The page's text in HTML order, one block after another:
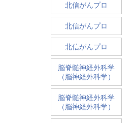
北信がんプロ
北信がんプロ
北信がんプロ
脳脊髄神経外科学
（脳神経外科学）
脳脊髄神経外科学
（脳神経外科学）